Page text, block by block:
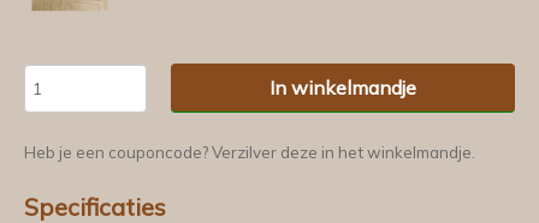
In winkelmandje
Heb je een couponcode? Verzilver deze in het winkelmandje.
Specificaties